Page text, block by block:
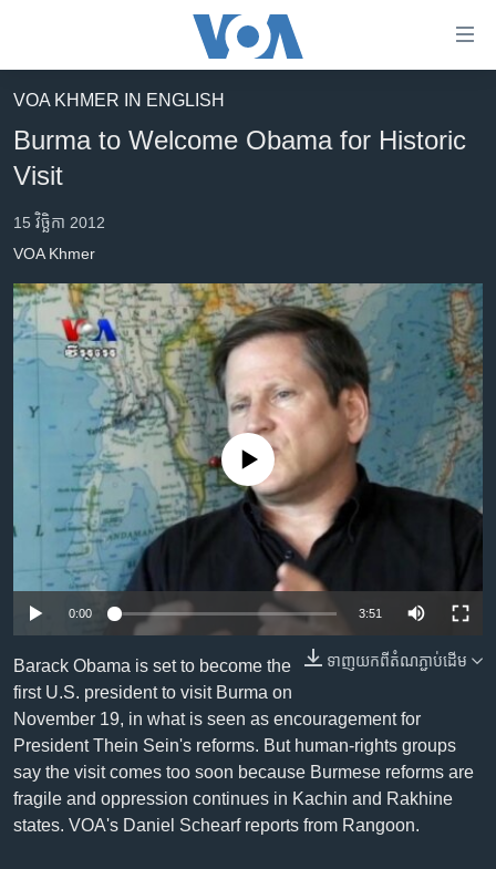
គេហទំព័រ​
រំលង​
និង​
ទៅ​​
ទំព័រ​
ព័ត៌មាន​​
តែ​
ម្តង
រំលង​
សម្ព័ន្ធ​
ទៅ​
កាន់​
ទំព័រ​
ស្វែង​
រក
អន្តរជាតិ
កម្ពុជាច្នៃប្រតិដ្ឋ
ព្រឹត្តិការណ៍ព័ត៌មាន
ទូរទស្សន៍ / វីដេអូ​
វិទ្យុ / ផតខាសថ៍
កម្មវិធីទាំងអស់
Khmer English
បណ្តាញ​សង្គម
ភាសា
VOA KHMER IN ENGLISH
Burma to Welcome Obama for Historic
Visit
15 វិច្ឆិកា 2012
VOA Khmer
No media source currently available
0:00 3:51
ទាញ​យក​ពី​តំណភ្ជាប់​ដើម
Barack Obama is set to become the
first U.S. president to visit Burma on
November 19, in what is seen as encouragement for
President Thein Sein's reforms. But human-rights groups
say the visit comes too soon because Burmese reforms are
fragile and oppression continues in Kachin and Rakhine
states. VOA's Daniel Schearf reports from Rangoon.